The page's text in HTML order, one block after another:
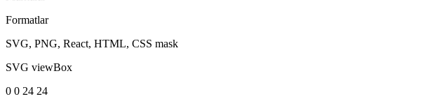
Formatlar
SVG, PNG, React, HTML, CSS mask
SVG viewBox
0 0 24 24